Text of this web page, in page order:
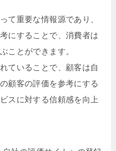
て重要な情報源であり、
にすることで、消費者は
ことができます。
ていることで、顧客は自
顧客の評価を参考にする
スに対する信頼感を向上